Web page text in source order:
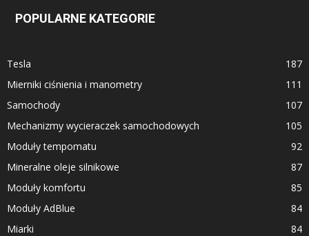
POPULARNE KATEGORIE
Tesla
187
Mierniki ciśnienia i manometry
111
Samochody
107
Mechanizmy wycieraczek samochodowych
105
Moduły tempomatu
92
Mineralne oleje silnikowe
87
Moduły komfortu
85
Moduły AdBlue
84
Miarki
84